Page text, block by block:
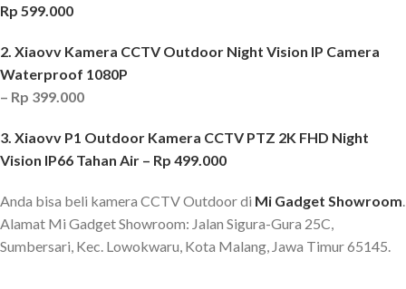
Rp 599.000
2. Xiaovv Kamera CCTV Outdoor Night Vision IP Camera
Waterproof 1080P
– Rp 399.000
3. Xiaovv P1 Outdoor Kamera CCTV PTZ 2K FHD Night
Vision IP66 Tahan Air – Rp 499.000
Anda bisa beli kamera CCTV Outdoor di Mi Gadget Showroom
Alamat Mi Gadget Showroom: Jalan Sigura-Gura 25C,
Sumbersari, Kec. Lowokwaru, Kota Malang, Jawa Timur 65145.